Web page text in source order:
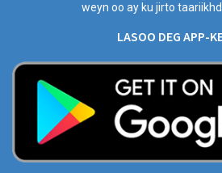
weyn oo ay ku jirto
LASOO DEG APP-